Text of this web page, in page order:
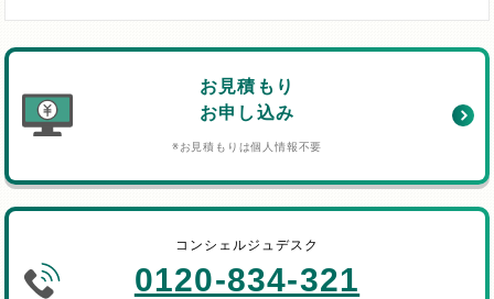
お見積もり
お申し込み
※お見積もりは個人情報不要
コンシェルジュデスク
0120-834-321